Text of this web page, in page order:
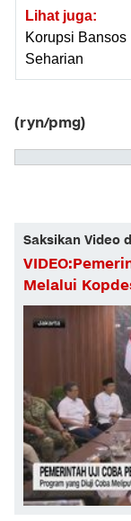
Lihat juga:
Korupsi
Seharian
(ryn/pmg)
Saksikan Video
Melalui